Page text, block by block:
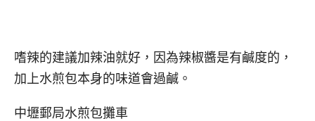
嗜辣的建議加辣油就好，因為辣椒醬是有鹹度的，
加上水煎包本身的味道會過鹹。
中壢郵局水煎包攤車